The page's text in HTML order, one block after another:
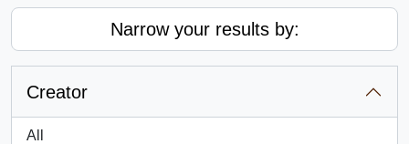
Narrow your results by:
Creator
All